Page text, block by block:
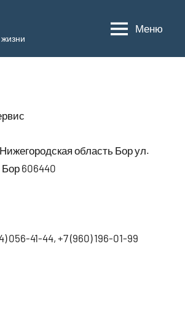
Меню
область Бор ул.
Бор 606440
056-41-44, +7 (960) 196-01-99